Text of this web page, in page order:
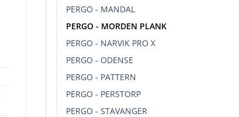
PERGO - MANDAL
PERGO - MORDEN PLANK
PERGO - NARVIK PRO X
PERGO - ODENSE
PERGO - PATTERN
PERGO - PERSTORP
PERGO - STAVANGER